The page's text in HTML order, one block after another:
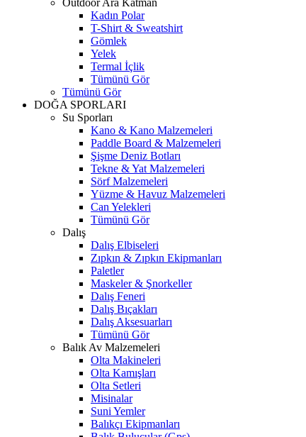
Outdoor Ara Katman
Kadın Polar
T-Shirt & Sweatshirt
Gömlek
Yelek
Termal İçlik
Tümünü Gör
Tümünü Gör
DOĞA SPORLARI
Su Sporları
Kano & Kano Malzemeleri
Paddle Board & Malzemeleri
Şişme Deniz Botları
Tekne & Yat Malzemeleri
Sörf Malzemeleri
Yüzme & Havuz Malzemeleri
Can Yelekleri
Tümünü Gör
Dalış
Dalış Elbiseleri
Zıpkın & Zıpkın Ekipmanları
Paletler
Maskeler & Şnorkeller
Dalış Feneri
Dalış Bıçakları
Dalış Aksesuarları
Tümünü Gör
Balık Av Malzemeleri
Olta Makineleri
Olta Kamışları
Olta Setleri
Misinalar
Suni Yemler
Balıkçı Ekipmanları